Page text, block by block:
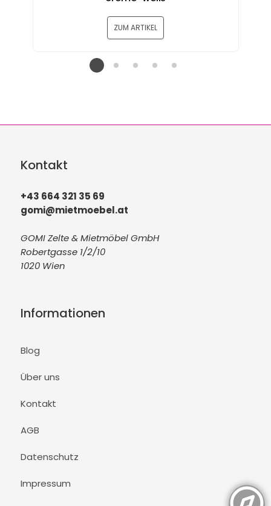
ZUM ARTIKEL
Kontakt
+43 664 321 35 69
gomi@mietmoebel.at
GOMI Zelte & Mietmöbel GmbH
Robertgasse 1/2/10
1020 Wien
Informationen
Blog
Über uns
Kontakt
AGB
Datenschutz
Impressum